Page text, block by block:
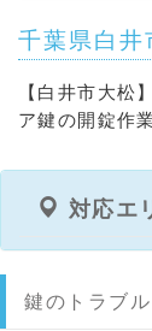
千葉県白井
【白井市大松
ア鍵の開錠作業
対応エ
鍵のトラブル